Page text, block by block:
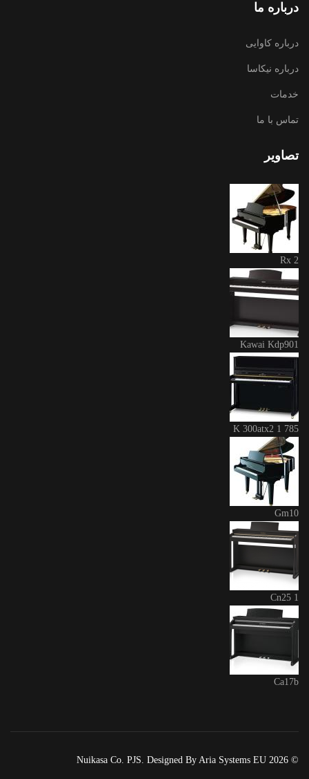
درباره ما
درباره کاوایی
درباره نیکاسا
خدمات
تماس با ما
تصاویر
Rx 2
Kawai Kdp901
K 300atx2 1 785
Gm10
Cn25 1
Ca17b
© 2026 Nuikasa Co. PJS. Designed By Aria Systems EU